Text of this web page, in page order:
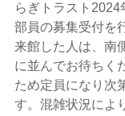
らぎトラスト
部員の募集受付を
来館した人は、南
に並んでお待ちく
ため定員になり次
す。混雑状況によ